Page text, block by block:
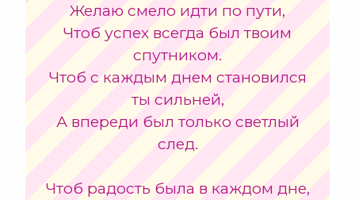
Желаю смело идти по пути,
Чтоб успех всегда был твоим
спутником.
Чтоб с каждым днем становился
ты сильней,
А впереди был только светлый
след.
Чтоб радость была в каждом дне,